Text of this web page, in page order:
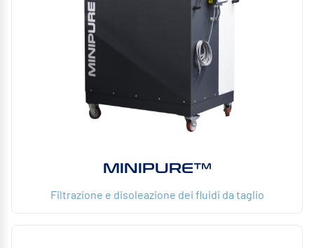
MINIPURE™
Filtrazione e disoleazione dei fluidi da taglio